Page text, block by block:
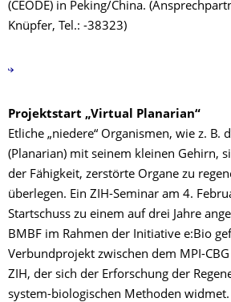
(CEODE) in Peking/China.
Knüpfer, Tel.: -38323)
Projektstart „Virtual Planarian“
Etliche „niedere“ Organismen, wie z. B.
(Planarian) mit seinem kleinen Gehirn,
der Fähigkeit, zerstörte Organe zu
überlegen. Ein ZIH-Seminar am 4.
Startschuss zu einem auf drei Jahre
BMBF im Rahmen der Initiative e:Bio
Verbundprojekt zwischen dem MPI-
ZIH, der sich der Erforschung der
system-biologischen Methoden